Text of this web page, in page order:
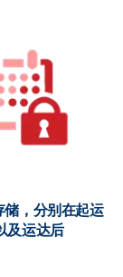
，分别在起运
及运达后